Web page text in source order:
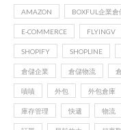
AMAZON BOXFUL企業倉
E-COMMERCE FLYINGV
SHOPIFY SHOPLINE
倉儲企業 倉儲物流
嘖嘖 外包 外包倉庫
庫存管理 快遞 物流